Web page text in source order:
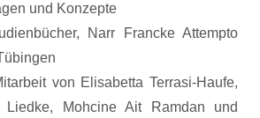
und Konzepte
Narr Francke Attempto
von Elisabetta Terrasi-Haufe,
Liedke, Mohcine Ait Ramdan und